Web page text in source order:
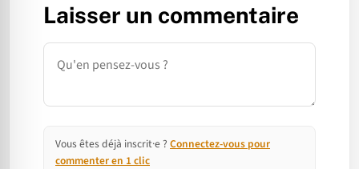
Laisser un commentaire
Commentaire
Vous êtes déjà inscrit·e ? Connectez-vous pour
commenter en 1 clic